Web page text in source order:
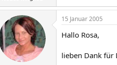
15 Januar 2005
Hallo Rosa,
lieben Dank für